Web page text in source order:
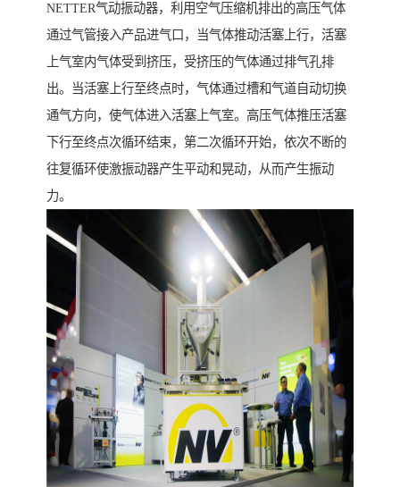
NETTER气动振动器，利用空气压缩机排出的高压气体
通过气管接入产品进气口，当气体推动活塞上行，活塞
上气室内气体受到挤压，受挤压的气体通过排气孔排
出。当活塞上行至终点时，气体通过槽和气道自动切换
通气方向，使气体进入活塞上气室。高压气体推压活塞
下行至终点次循环结束，第二次循环开始，依次不断的
往复循环使激振动器产生平动和晃动，从而产生振动
力。